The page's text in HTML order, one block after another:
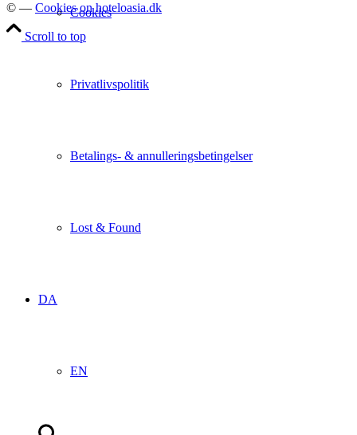
Cookies
Privatlivspolitik
Betalings- & annulleringsbetingelser
Lost & Found
DA
EN
© — Cookies on hoteloasia.dk
Scroll to top